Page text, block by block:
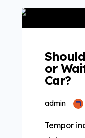
Lorem
sectetur
eiusmod
enim ad
or
Car?
admin
Tempor